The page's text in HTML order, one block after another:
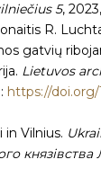
5,
R.
gatvių
Lietuvos
https://doi.org/
in Vilnius.